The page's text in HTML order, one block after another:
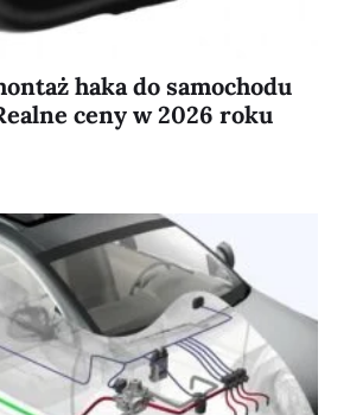
haka do samochodu
ceny w 2026 roku